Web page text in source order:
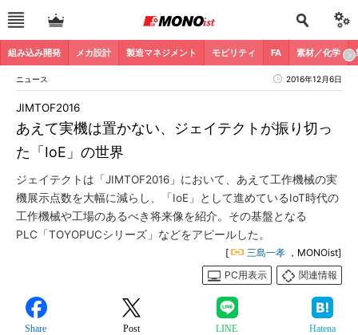
組み込み開発 メカ設計 製造マネジメント モビリティ FA 素材／化学
ニュース 2016年12月6日
あえて実機は置かない、ジェイテクトが振り切っ
た「IoE」の世界
JIMTOF2016
ジェイテクトは「JIMTOF2016」において、あえて工作機械の実
機展示点数を大幅に減らし、「IoE」として進めているIoT時代の
工作機械や工場のあるべき将来像を紹介。その基盤となる
PLC「TOYOPUCシリーズ」などをアピールした。
[ 三島一孝 ，MONOist]
PC用表示
関連情報
Share Post LINE Hatena